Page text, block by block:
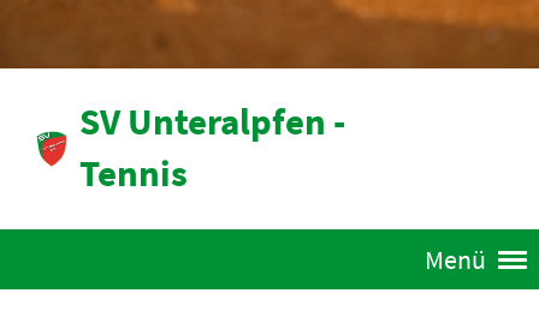
SV Unteralpfen -
Tennis
Menü